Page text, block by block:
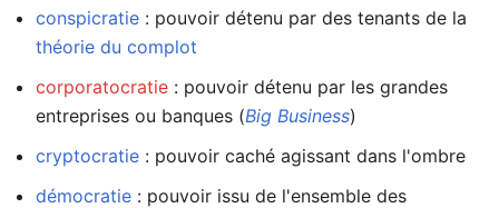
conspicratie : pouvoir détenu par des tenants de la
théorie du complot
corporatocratie : pouvoir détenu par les grandes
entreprises ou banques (Big Business)
cryptocratie : pouvoir caché agissant dans l'ombre
démocratie : pouvoir issu de l'ensemble des